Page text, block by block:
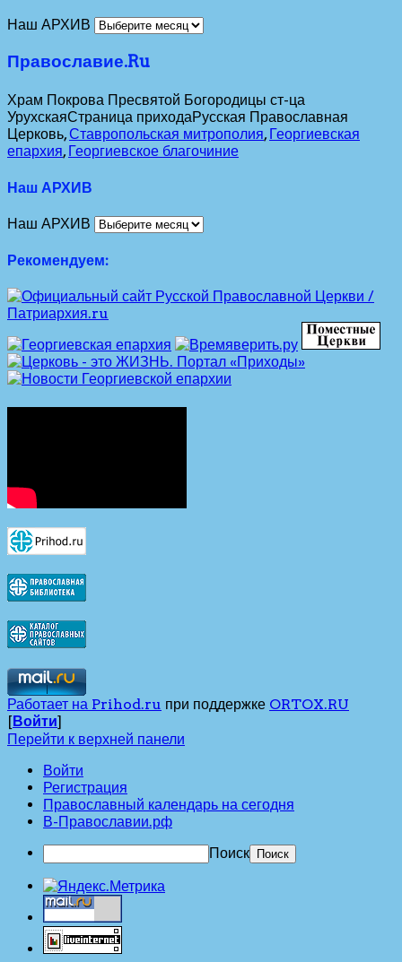
Наш АРХИВ
Православие.Ru
Храм Покрова Пресвятой Богородицы ст-ца
УрухскаяСтраница приходаРусская Православная
Церковь,Ставропольская митрополия, Георгиевская
епархия, Георгиевское благочиние
Наш АРХИВ
Наш АРХИВ
Рекомендуем:
Работает на Prihod.ru при поддержке ORTOX.RU
[Войти]
Перейти к верхней панели
Войти
Регистрация
Православный календарь на сегодня
В-Православии.рф
Поиск